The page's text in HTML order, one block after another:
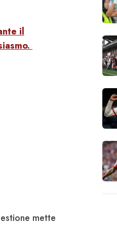
il
mette